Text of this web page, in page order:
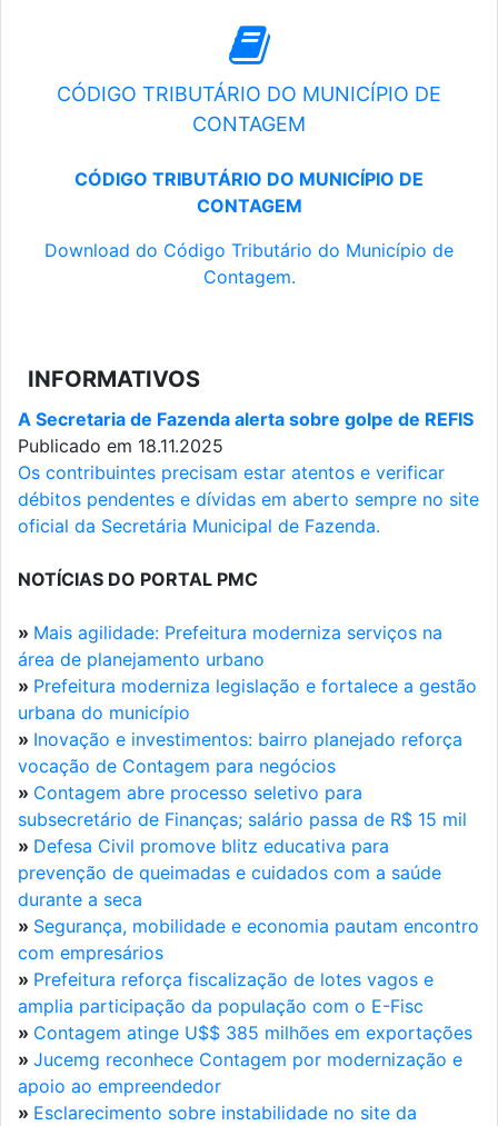
CÓDIGO TRIBUTÁRIO DO MUNICÍPIO DE
CONTAGEM
CÓDIGO TRIBUTÁRIO DO MUNICÍPIO DE
CONTAGEM
Download do Código Tributário do Município de
Contagem.
INFORMATIVOS
A Secretaria de Fazenda alerta sobre golpe de REFIS
Publicado em 18.11.2025
Os contribuintes precisam estar atentos e verificar
débitos pendentes e dívidas em aberto sempre no site
oficial da Secretária Municipal de Fazenda.
NOTÍCIAS DO PORTAL PMC
» Mais agilidade: Prefeitura moderniza serviços na
área de planejamento urbano
» Prefeitura moderniza legislação e fortalece a gestão
urbana do município
» Inovação e investimentos: bairro planejado reforça
vocação de Contagem para negócios
» Contagem abre processo seletivo para
subsecretário de Finanças; salário passa de R$ 15 mil
» Defesa Civil promove blitz educativa para
prevenção de queimadas e cuidados com a saúde
durante a seca
» Segurança, mobilidade e economia pautam encontro
com empresários
» Prefeitura reforça fiscalização de lotes vagos e
amplia participação da população com o E-Fisc
» Contagem atinge U$$ 385 milhões em exportações
» Jucemg reconhece Contagem por modernização e
apoio ao empreendedor
» Esclarecimento sobre instabilidade no site da